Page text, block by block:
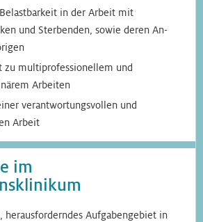
in der Arbeit mit
und Sterbenden, sowie deren An-
zu multiprofessionellem und
Arbeiten
verantwortungsvollen und
Arbeit
im
herausforderndes Aufgabengebiet in